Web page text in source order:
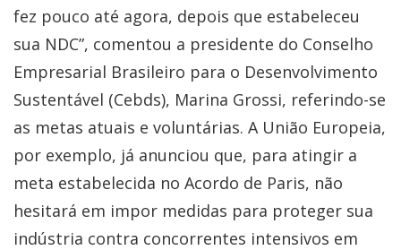
fez pouco até agora, depois que estabeleceu
sua NDC”, comentou a presidente do Conselho
Empresarial Brasileiro para o Desenvolvimento
Sustentável (Cebds), Marina Grossi, referindo-se
as metas atuais e voluntárias. A União Europeia,
por exemplo, já anunciou que, para atingir a
meta estabelecida no Acordo de Paris, não
hesitará em impor medidas para proteger sua
indústria contra concorrentes intensivos em